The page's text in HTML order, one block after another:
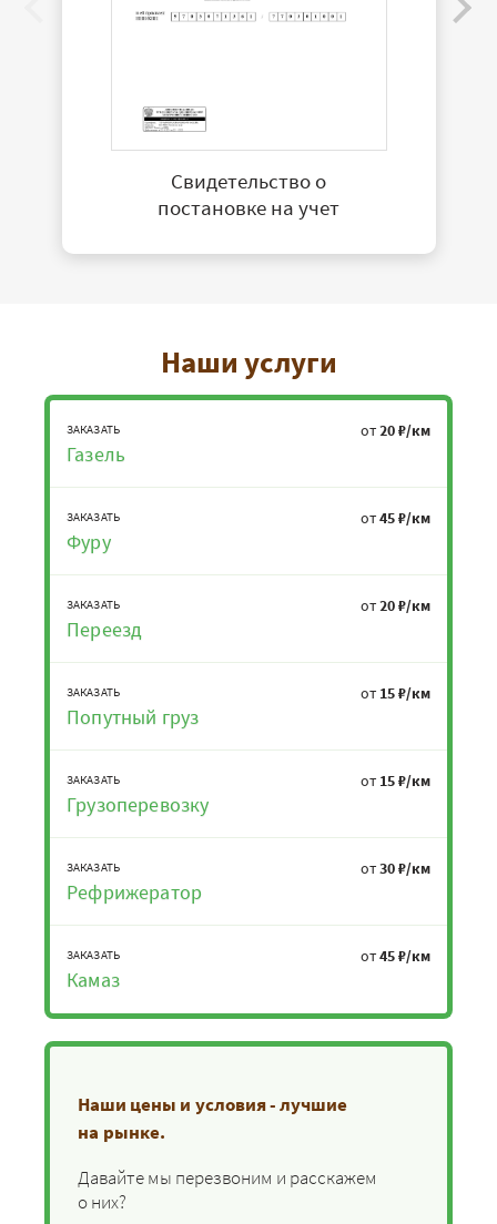
Свидетельство о
постановке на учет
Наши услуги
ЗАКАЗАТЬ
Газель
от20 ₽/км
ЗАКАЗАТЬ
Фуру
от45 ₽/км
ЗАКАЗАТЬ
Переезд
от20 ₽/км
ЗАКАЗАТЬ
Попутный груз
от 15 ₽/км
ЗАКАЗАТЬ
Грузоперевозку
от 15 ₽/км
ЗАКАЗАТЬ
Рефрижератор
от30 ₽/км
ЗАКАЗАТЬ
Камаз
от45 ₽/км
Наши цены и условия - лучшие
на рынке.
Давайте мы перезвоним и расскажем
о них?